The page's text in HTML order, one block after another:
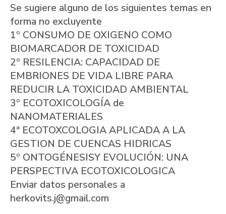
Se sugiere alguno de los siguientes temas en
forma no excluyente
1º CONSUMO DE OXIGENO COMO
BIOMARCADOR DE TOXICIDAD
2º RESILENCIA: CAPACIDAD DE
EMBRIONES DE VIDA LIBRE PARA
REDUCIR LA TOXICIDAD AMBIENTAL
3º ECOTOXICOLOGÍA de
NANOMATERIALES
4ª ECOTOXCOLOGIA APLICADA A LA
GESTION DE CUENCAS HIDRICAS
5º ONTOGÉNESISY EVOLUCIÓN: UNA
PERSPECTIVA ECOTOXICOLOGICA
Enviar datos personales a
herkovits.j@gmail.com